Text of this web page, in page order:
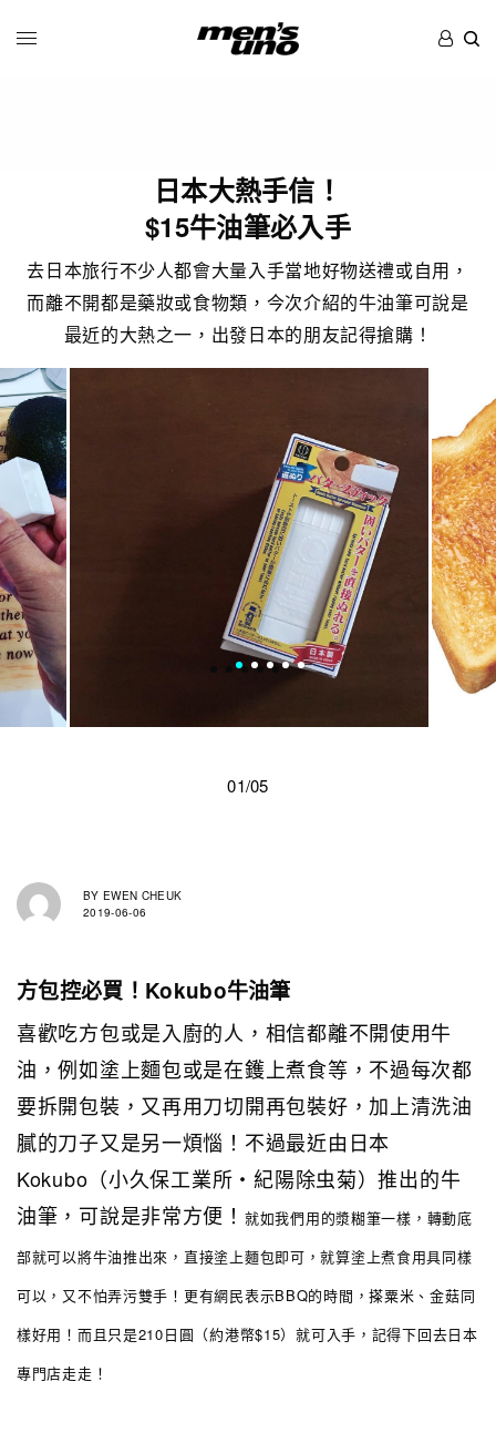
日本大熱手信！
$15牛油筆必入手
去日本旅行不少人都會大量入手當地好物送禮或自用，
而離不開都是藥妝或食物類，今次介紹的牛油筆可說是
最近的大熱之一，出發日本的朋友記得搶購！
01/05
BY EWEN CHEUK
2019-06-06
方包控必買！Kokubo牛油筆
喜歡吃方包或是入廚的人，相信都離不開使用牛
油，例如塗上麵包或是在鑊上煮食等，不過每次都
要拆開包裝，又再用刀切開再包裝好，加上清洗油
膩的刀子又是另一煩惱！不過最近由日本
Kokubo（小久保工業所・紀陽除虫菊）推出的牛
油筆，可說是非常方便！ 就如我們用的漿糊筆一樣，轉動底
部就可以將牛油推出來，直接塗上麵包即可，就算塗上煮食用具同樣
可以，又不怕弄污雙手！更有網民表示BBQ的時間，搽粟米、金菇同
樣好用！而且只是210日圓（約港幣$15）就可入手，記得下回去日本
專門店走走！